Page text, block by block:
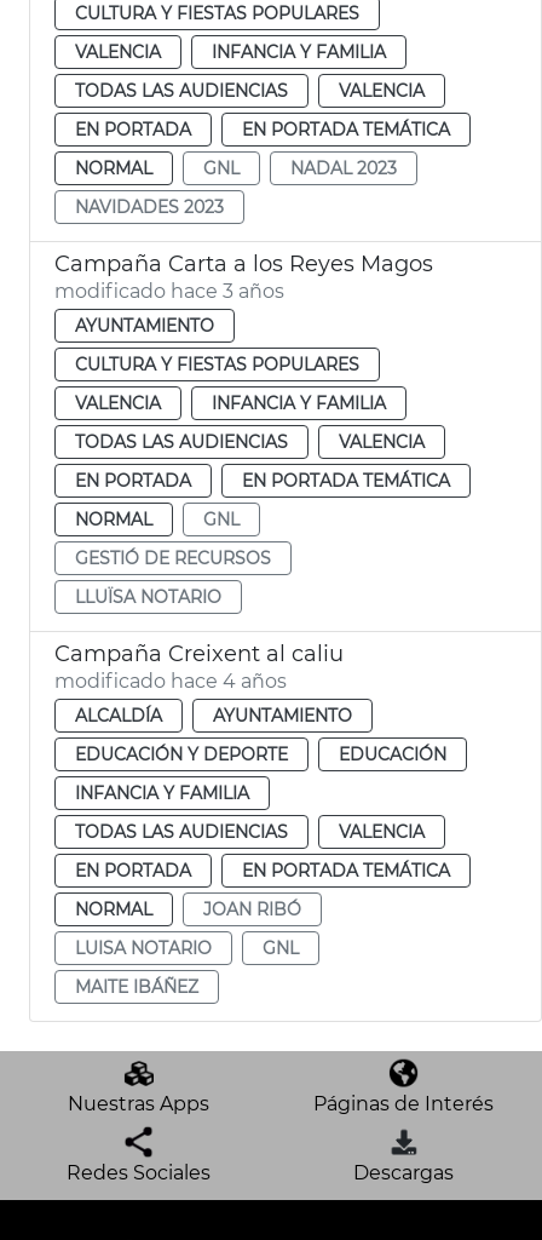
CULTURA Y FIESTAS POPULARES
VALENCIA
INFANCIA Y FAMILIA
TODAS LAS AUDIENCIAS
VALENCIA
EN PORTADA
EN PORTADA TEMÁTICA
NORMAL
GNL
NADAL 2023
NAVIDADES 2023
Campaña Carta a los Reyes Magos
modificado hace 3 años
AYUNTAMIENTO
CULTURA Y FIESTAS POPULARES
VALENCIA
INFANCIA Y FAMILIA
TODAS LAS AUDIENCIAS
VALENCIA
EN PORTADA
EN PORTADA TEMÁTICA
NORMAL
GNL
GESTIÓ DE RECURSOS
LLUÏSA NOTARIO
Campaña Creixent al caliu
modificado hace 4 años
ALCALDÍA
AYUNTAMIENTO
EDUCACIÓN Y DEPORTE
EDUCACIÓN
INFANCIA Y FAMILIA
TODAS LAS AUDIENCIAS
VALENCIA
EN PORTADA
EN PORTADA TEMÁTICA
NORMAL
JOAN RIBÓ
LUISA NOTARIO
GNL
MAITE IBÁÑEZ
Nuestras Apps Páginas de Interés
Redes Sociales Descargas